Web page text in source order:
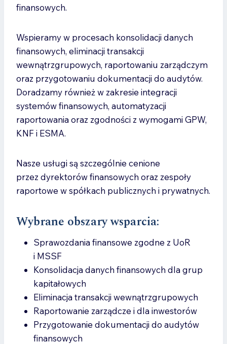
finansowych.
Wspieramy w procesach konsolidacji danych
finansowych, eliminacji transakcji
wewnątrzgrupowych, raportowaniu zarządczym
oraz przygotowaniu dokumentacji do audytów.
Doradzamy również w zakresie integracji
systemów finansowych, automatyzacji
raportowania oraz zgodności z wymogami GPW,
KNF i ESMA.
Nasze usługi są szczególnie cenione
przez dyrektorów finansowych oraz zespoły
raportowe w spółkach publicznych i prywatnych.
Wybrane obszary wsparcia:
Sprawozdania finansowe zgodne z UoR
i MSSF
Konsolidacja danych finansowych dla grup
kapitałowych
Eliminacja transakcji wewnątrzgrupowych
Raportowanie zarządcze i dla inwestorów
Przygotowanie dokumentacji do audytów
finansowych